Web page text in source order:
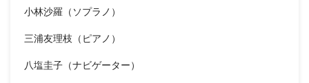
小林沙羅（ソプラノ）
三浦友理枝（ピアノ）
八塩圭子（ナビゲーター）